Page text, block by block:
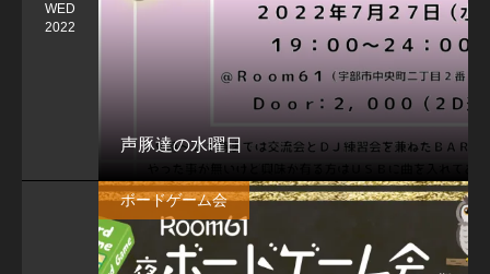
WED
2022
声豚達の水曜日
ボードゲーム会